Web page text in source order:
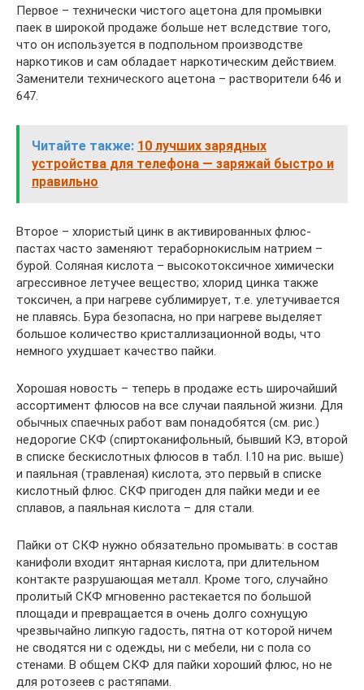
Первое – технически чистого ацетона для промывки
паек в широкой продаже больше нет вследствие того,
что он используется в подпольном производстве
наркотиков и сам обладает наркотическим действием.
Заменители технического ацетона – растворители 646 и
647.
Читайте также: 10 лучших зарядных
устройства для телефона — заряжай быстро и
правильно
Второе – хлористый цинк в активированных флюс-
пастах часто заменяют тераборнокислым натрием –
бурой. Соляная кислота – высокотоксичное химически
агрессивное летучее вещество; хлорид цинка также
токсичен, а при нагреве сублимирует, т.е. улетучивается
не плавясь. Бура безопасна, но при нагреве выделяет
большое количество кристаллизационной воды, что
немного ухудшает качество пайки.
Хорошая новость – теперь в продаже есть широчайший
ассортимент флюсов на все случаи паяльной жизни. Для
обычных спаечных работ вам понадобятся (см. рис.)
недорогие СКФ (спиртоканифольный, бывший КЭ, второй
в списке бескислотных флюсов в табл. I.10 на рис. выше)
и паяльная (травленая) кислота, это первый в списке
кислотный флюс. СКФ пригоден для пайки меди и ее
сплавов, а паяльная кислота – для стали.
Пайки от СКФ нужно обязательно промывать: в состав
канифоли входит янтарная кислота, при длительном
контакте разрушающая металл. Кроме того, случайно
пролитый СКФ мгновенно растекается по большой
площади и превращается в очень долго сохнущую
чрезвычайно липкую гадость, пятна от которой ничем
не сводятся ни с одежды, ни с мебели, ни с пола со
стенами. В общем СКФ для пайки хороший флюс, но не
для ротозеев с растяпами.